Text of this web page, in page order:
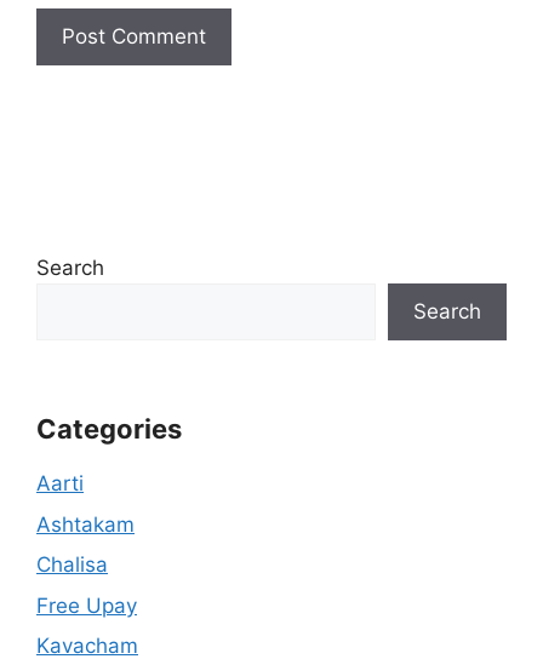
Search
Search
Categories
Aarti
Ashtakam
Chalisa
Free Upay
Kavacham